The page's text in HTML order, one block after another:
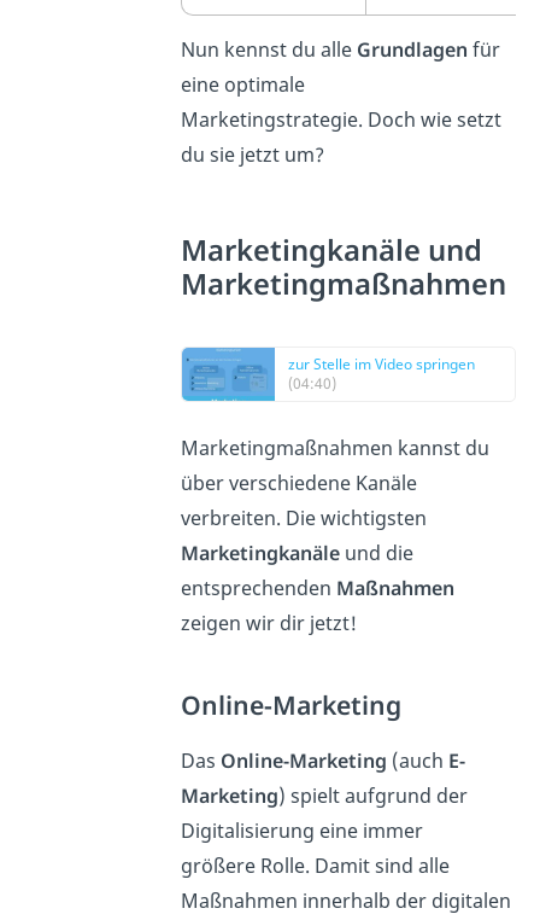
Nun kennst du alle Grundlagen für
eine optimale
Marketingstrategie. Doch wie setzt
du sie jetzt um?
Marketingkanäle und
Marketingmaßnahmen
zur Stelle im Video springen
(04:40)
Marketingmaßnahmen kannst du
über verschiedene Kanäle
verbreiten. Die wichtigsten
Marketingkanäleund die
entsprechenden Maßnahmen
zeigen wir dir jetzt!
Online-Marketing
Das Online-Marketing (auch E-
Marketing) spielt aufgrund der
Digitalisierung eine immer
größere Rolle. Damit sind alle
Maßnahmen innerhalb der digitalen